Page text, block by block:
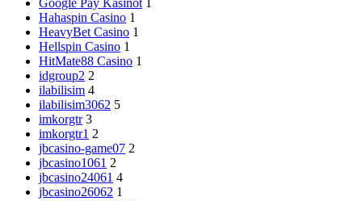
Google Pay Kasinot 1
Hahaspin Casino 1
HeavyBet Casino 1
Hellspin Casino 1
HitMate88 Casino 1
idgroup2 2
ilabilisim 4
ilabilisim3062 5
imkorgtr 3
imkorgtr1 2
jbcasino-game07 2
jbcasino1061 2
jbcasino24061 4
jbcasino26062 1